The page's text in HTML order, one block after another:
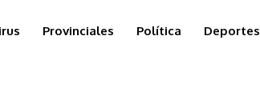
Provinciales Política Deportes